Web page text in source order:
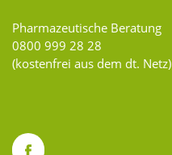
Pharmazeutische Beratung
0800 999 28 28
(kostenfrei aus dem dt. Netz)